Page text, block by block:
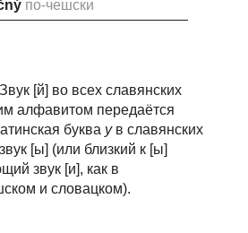
по-чешски
[й] во всех славянских
алфавитом передаётся
буква yв славянских
[ы] (или близкий к [ы]
звук [и], как в
и словацком).